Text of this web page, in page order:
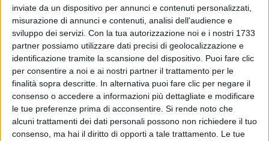
inviate da un dispositivo per annunci e contenuti personalizzati,
misurazione di annunci e contenuti, analisi dell'audience e
sviluppo dei servizi. Con la tua autorizzazione noi e i nostri 1733
partner possiamo utilizzare dati precisi di geolocalizzazione e
identificazione tramite la scansione del dispositivo. Puoi fare clic
per consentire a noi e ai nostri partner il trattamento per le
finalità sopra descritte. In alternativa puoi fare clic per negare il
consenso o accedere a informazioni più dettagliate e modificare
le tue preferenze prima di acconsentire. Si rende noto che
alcuni trattamenti dei dati personali possono non richiedere il tuo
consenso, ma hai il diritto di opporti a tale trattamento. Le tue
Un post condiviso da SFE (@sferaebbasta)